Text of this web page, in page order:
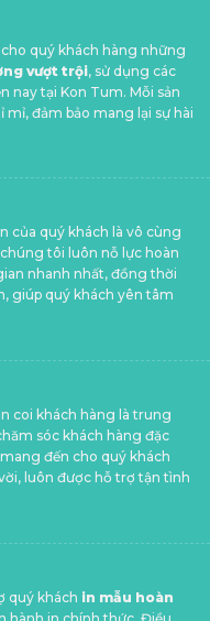
quý khách hàng những
vượt trội, sử dụng các
nay tại Kon Tum. Mỗi sản
đảm bảo mang lại sự hài
của quý khách là vô cùng
tôi luôn nỗ lực hoàn
nhanh nhất, đồng thời
giúp quý khách yên tâm
coi khách hàng là trung
sóc khách hàng đặc
đến cho quý khách
luôn được hỗ trợ tận tình
quý khách in mẫu hoàn